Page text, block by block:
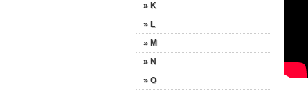
» K
» L
» M
» N
» O